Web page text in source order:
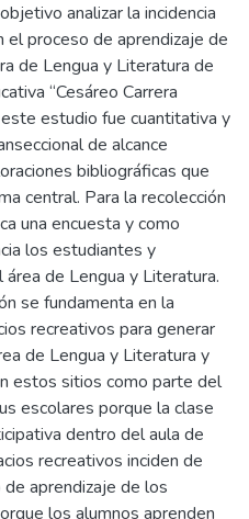
analizar la incidencia
proceso de aprendizaje de
de Lengua y Literatura de
“Cesáreo Carrera
estudio fue cuantitativa y
de alcance
bibliográficas que
central. Para la recolección
una encuesta y como
los estudiantes y
de Lengua y Literatura.
se fundamenta en la
recreativos para generar
de Lengua y Literatura y
estos sitios como parte del
escolares porque la clase
dentro del aula de
recreativos inciden de
aprendizaje de los
los alumnos aprenden